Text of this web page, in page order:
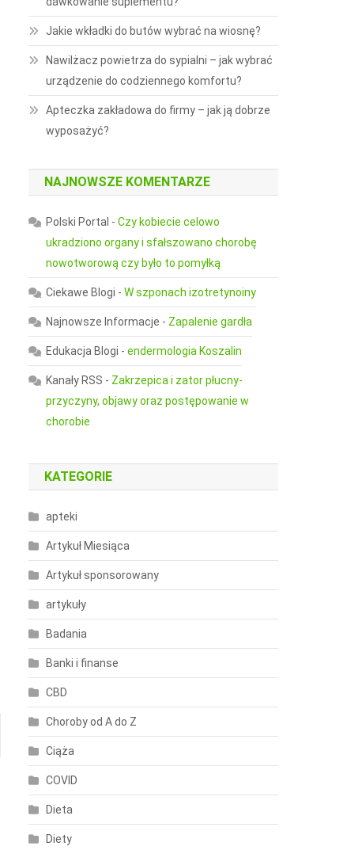
Jakie wkładki do butów wybrać na wiosnę?
Nawilżacz powietrza do sypialni – jak wybrać
urządzenie do codziennego komfortu?
Apteczka zakładowa do firmy – jak ją dobrze
wyposażyć?
NAJNOWSZE KOMENTARZE
Polski Portal -Czy kobiecie celowo
ukradziono organy i sfałszowano chorobę
nowotworową czy było to pomyłką
Ciekawe Blogi -W szponach izotretynoiny
Najnowsze Informacje - Zapalenie gardła
Edukacja Blogi -endermologia Koszalin
Kanały RSS - Zakrzepica i zator płucny-
przyczyny, objawy oraz postępowanie w
chorobie
KATEGORIE
apteki
Artykuł Miesiąca
Artykuł sponsorowany
artykuły
Badania
Banki i finanse
CBD
Choroby od A do Z
Ciąża
COVID
Dieta
Diety